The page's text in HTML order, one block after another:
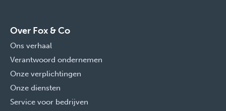
Over Fox & Co
Ons verhaal
Verantwoord ondernemen
Onze verplichtingen
Onze diensten
Service voor bedrijven